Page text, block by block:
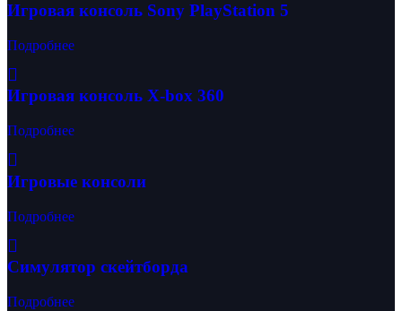
Игровая консоль Sony PlayStation 5
Подробнее
Игровая консоль X-box 360
Подробнее
Игровые консоли
Подробнее
Симулятор скейтборда
Подробнее